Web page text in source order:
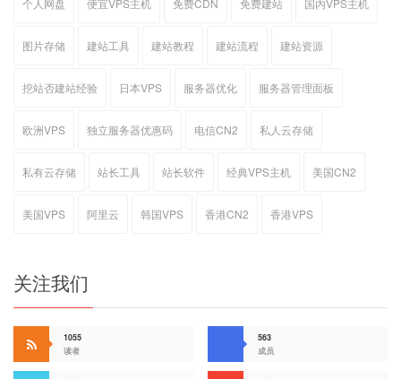
个人网盘 便宜VPS主机 免费CDN 免费建站 国内VPS主机
图片存储 建站工具 建站教程 建站流程 建站资源
挖站否建站经验 日本VPS 服务器优化 服务器管理面板
欧洲VPS 独立服务器优惠码 电信CN2 私人云存储
私有云存储 站长工具 站长软件 经典VPS主机 美国CN2
美国VPS 阿里云 韩国VPS 香港CN2 香港VPS
关注我们
1055
读者
563
成员